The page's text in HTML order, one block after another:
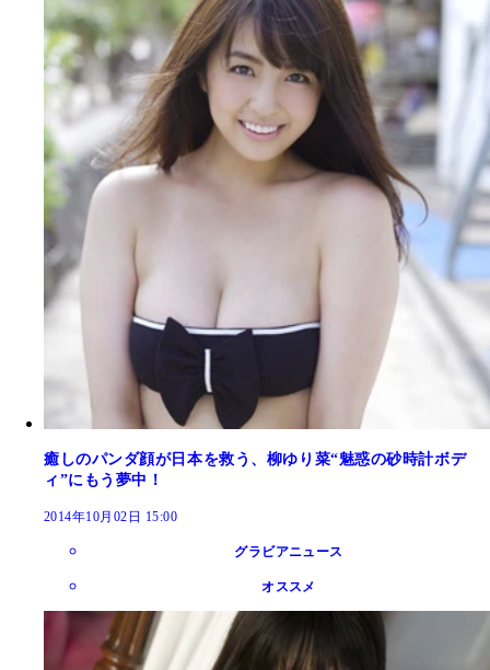
癒しのパンダ顔が日本を救う、柳ゆり菜“魅惑の砂時計ボデ
ィ”にもう夢中！
2014年10月02日 15:00
グラビアニュース
オススメ